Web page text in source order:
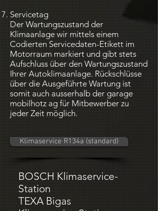
Servicetag
Der Wartungszustand der
Klimaanlage wir mittels einem
Codierten Servicedaten-Etikett im
Motorraum markiert und gibt stets
Aufschluss über den Wartungszustand
Ihrer Autoklimaanlage. Rückschlüsse
über die Ausgeführte Wartung ist
somit auch ausserhalb der garage
mobilhotz ag für Mitbewerber zu
jeder Zeit möglich.
Klimaservice R134a (standard)
BOSCH Klimaservice-
Station
TEXA Bigas